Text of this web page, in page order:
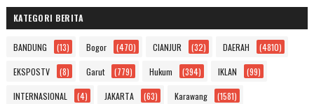
KATEGORI BERITA
BANDUNG (13) Bogor (470) CIANJUR (32) DAERAH (4810)
EKSPOSTV (8) Garut (779) Hukum (394) IKLAN (99)
INTERNASIONAL (4) JAKARTA (63) Karawang (1581)